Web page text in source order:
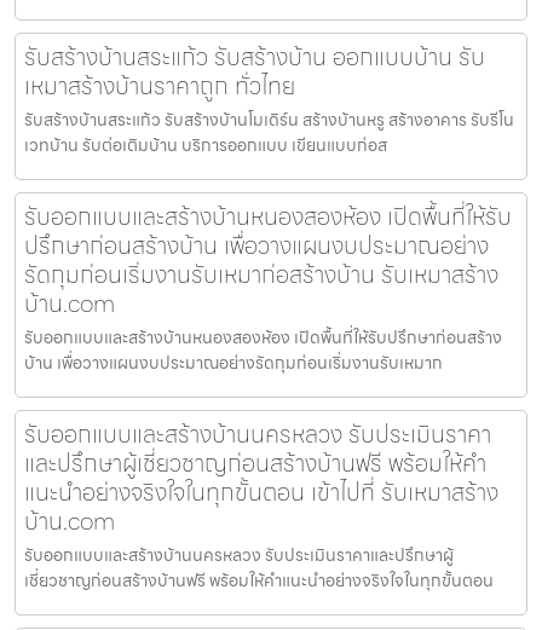
รับสร้างบ้านสระแก้ว รับสร้างบ้าน ออกแบบบ้าน รับ
เหมาสร้างบ้านราคาถูก ทั่วไทย
รับสร้างบ้านสระแก้ว รับสร้างบ้านโมเดิร์น สร้างบ้านหรู สร้างอาคาร รับรีโน
เวทบ้าน รับต่อเติมบ้าน บริการออกแบบ เขียนแบบก่อส
รับออกแบบและสร้างบ้านหนองสองห้อง เปิดพื้นที่ให้รับ
ปรึกษาก่อนสร้างบ้าน เพื่อวางแผนงบประมาณอย่าง
รัดกุมก่อนเริ่มงานรับเหมาก่อสร้างบ้าน รับเหมาสร้าง
บ้าน.com
รับออกแบบและสร้างบ้านหนองสองห้อง เปิดพื้นที่ให้รับปรึกษาก่อนสร้าง
บ้าน เพื่อวางแผนงบประมาณอย่างรัดกุมก่อนเริ่มงานรับเหมาก
รับออกแบบและสร้างบ้านนครหลวง รับประเมินราคา
และปรึกษาผู้เชี่ยวชาญก่อนสร้างบ้านฟรี พร้อมให้คำ
แนะนำอย่างจริงใจในทุกขั้นตอน เข้าไปที่ รับเหมาสร้าง
บ้าน.com
รับออกแบบและสร้างบ้านนครหลวง รับประเมินราคาและปรึกษาผู้
เชี่ยวชาญก่อนสร้างบ้านฟรี พร้อมให้คำแนะนำอย่างจริงใจในทุกขั้นตอน